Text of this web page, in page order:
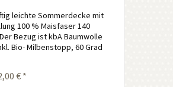
leichte Sommerdecke mit
100 % Maisfaser 140
Bezug ist kbA Baumwolle
Bio- Milbenstopp, 60 Grad
€ *